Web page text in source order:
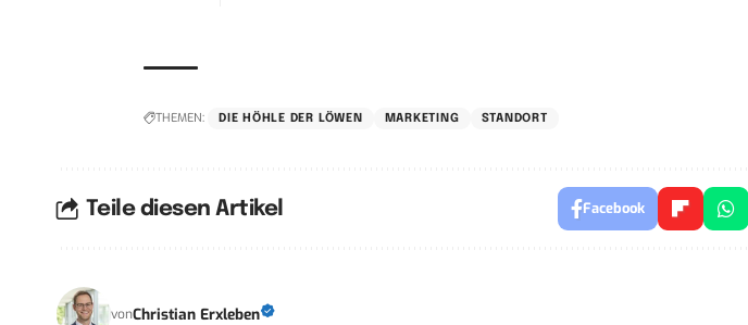
THEMEN: DIE HÖHLE DER LÖWEN MARKETING STANDORT
Teile diesen Artikel Facebook
vonChristian Erxleben